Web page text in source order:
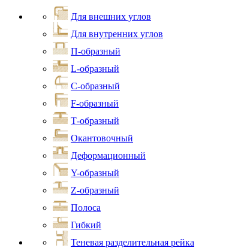
Для внешних углов
Для внутренних углов
П-образный
L-образный
С-образный
F-образный
Т-образный
Окантовочный
Деформационный
Y-образный
Z-образный
Полоса
Гибкий
Теневая разделительная рейка